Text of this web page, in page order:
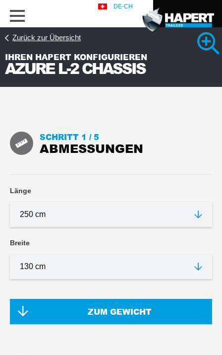
DE-CH
AZURE L-2 CHASSIS
IHREN HAPERT KONFIGURIEREN
Zurück zur Übersicht
ABMESSUNGEN
SCHRITT 1 / 5
Länge
Breite
ZUM GEWICHT